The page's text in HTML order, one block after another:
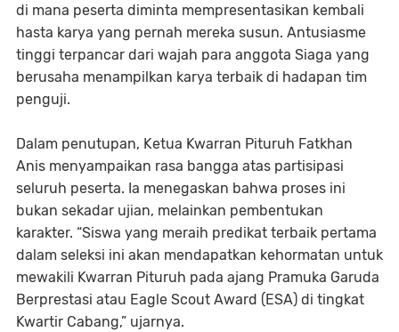
di mana peserta diminta mempresentasikan kembali
hasta karya yang pernah mereka susun. Antusiasme
tinggi terpancar dari wajah para anggota Siaga yang
berusaha menampilkan karya terbaik di hadapan tim
penguji.
Dalam penutupan, Ketua Kwarran Pituruh Fatkhan
Anis menyampaikan rasa bangga atas partisipasi
seluruh peserta. Ia menegaskan bahwa proses ini
bukan sekadar ujian, melainkan pembentukan
karakter. “Siswa yang meraih predikat terbaik pertama
dalam seleksi ini akan mendapatkan kehormatan untuk
mewakili Kwarran Pituruh pada ajang Pramuka Garuda
Berprestasi atau Eagle Scout Award (ESA) di tingkat
Kwartir Cabang,” ujarnya.